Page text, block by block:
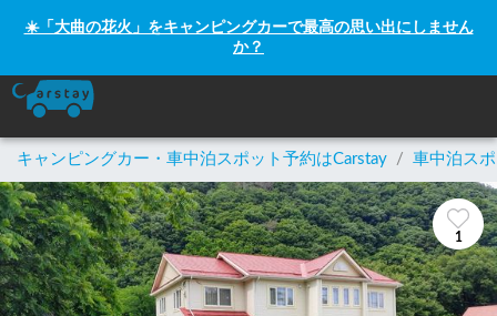
☀️「大曲の花火」をキャンピングカーで最高の思い出にしません
か？
キャンピングカー・車中泊スポット予約はCarstay / 車中泊ス
1